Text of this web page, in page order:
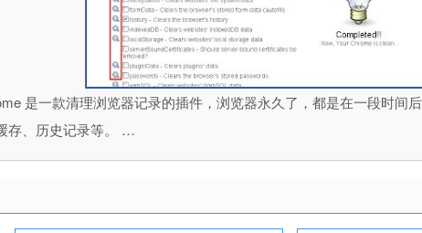
是一款清理浏览器记录的插件，浏览器永久了，都是在一段时
存、历史记录等。 …